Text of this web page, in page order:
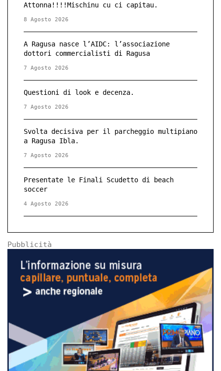
Attonna!!!!Mischinu cu ci capitau.
8 Agosto 2026
A Ragusa nasce l’AIDC: l’associazione
dottori commercialisti di Ragusa
7 Agosto 2026
Questioni di look e decenza.
7 Agosto 2026
Svolta decisiva per il parcheggio multipiano
a Ragusa Ibla.
7 Agosto 2026
Presentate le Finali Scudetto di beach
soccer
4 Agosto 2026
Pubblicità